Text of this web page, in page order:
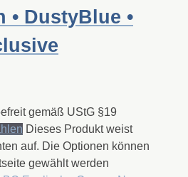
• DustyBlue •
gemäß UStG §19
Dieses Produkt weist
auf. Die Optionen können
gewählt werden